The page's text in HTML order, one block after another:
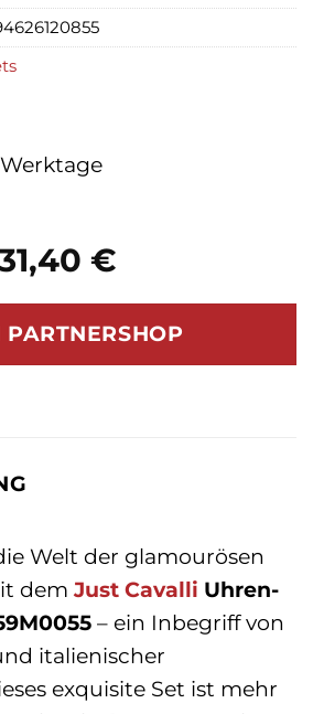
Preis
€
€Aktueller
ist:
131,40 €.
PARTNERSHOP
Welt der glamourösen
dem Just Cavalli Uhren-
– ein Inbegriff von
italienischer
exquisite Set ist mehr